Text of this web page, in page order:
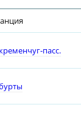
кременчуг-пасс.